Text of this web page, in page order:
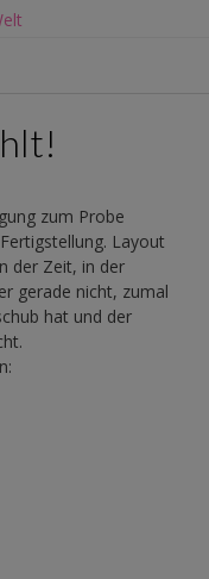
zum Probe
Layout
der Zeit, in der
gerade nicht, zumal
hat und der